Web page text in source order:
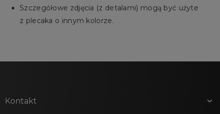
Szczegółowe zdjęcia (z detalami) mogą być użyte
z plecaka o innym kolorze.
Kontakt 